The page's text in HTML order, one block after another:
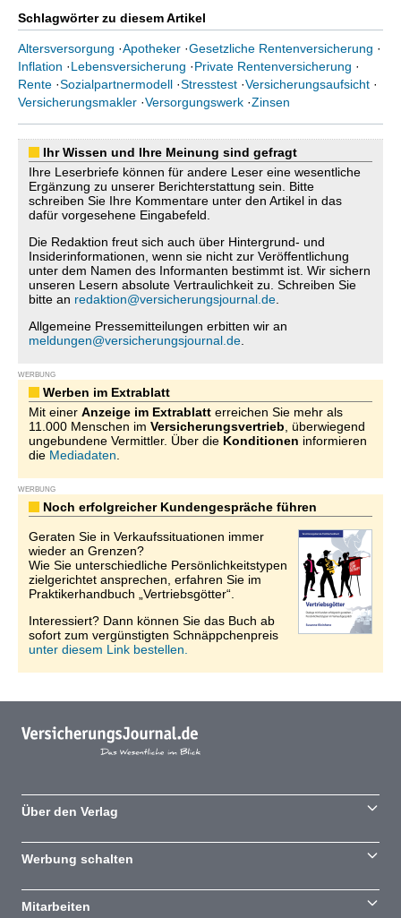
Schlagwörter zu diesem Artikel
Altersversorgung ·Apotheker ·Gesetzliche Rentenversicherung ·
Inflation ·Lebensversicherung ·Private Rentenversicherung ·
Rente ·Sozialpartnermodell ·Stresstest ·Versicherungsaufsicht ·
Versicherungsmakler ·Versorgungswerk ·Zinsen
Ihr Wissen und Ihre Meinung sind gefragt
Ihre Leserbriefe können für andere Leser eine wesentliche
Ergänzung zu unserer Berichterstattung sein. Bitte
schreiben Sie Ihre Kommentare unter den Artikel in das
dafür vorgesehene Eingabefeld.
Die Redaktion freut sich auch über Hintergrund- und
Insiderinformationen, wenn sie nicht zur Veröffentlichung
unter dem Namen des Informanten bestimmt ist. Wir sichern
unseren Lesern absolute Vertraulichkeit zu. Schreiben Sie
bitte an redaktion@versicherungsjournal.de
Allgemeine Pressemitteilungen erbitten wir an
meldungen@versicherungsjournal.de
WERBUNG
Werben im Extrablatt
Mit einer Anzeige im Extrablatt erreichen Sie mehr als
11.000 Menschen im Versicherungsvertrieb , überwiegend
ungebundene Vermittler. Über die Konditionen informieren
die Mediadaten
WERBUNG
Noch erfolgreicher Kundengespräche führen
Geraten Sie in Verkaufssituationen immer
wieder an Grenzen?
Wie Sie unterschiedliche Persönlichkeitstypen
zielgerichtet ansprechen, erfahren Sie im
Praktikerhandbuch „Vertriebsgötter“.
Interessiert? Dann können Sie das Buch ab
sofort zum vergünstigten Schnäppchenpreis
unter diesem Link bestellen.
Über den Verlag
Werbung schalten
Mitarbeiten